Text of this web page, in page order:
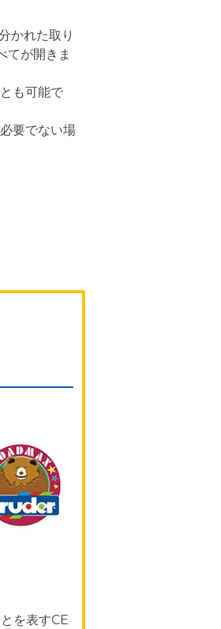
かれた取り
てが開きま
も可能で
要でない場
を表すCE